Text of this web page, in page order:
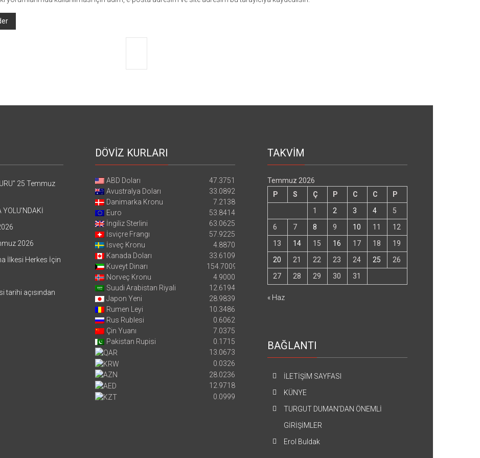
25 Temmuz
2026
İlkesi Herkes İçin
tarihi açısından
DÖVİZ KURLARI
ABD Doları
47.3751
Avustralya Doları
33.0892
Danimarka Kronu
7.2138
Euro
53.8414
İngiliz Sterlini
63.0625
İsviçre Frangı
57.9225
İsveç Kronu
4.8870
Kanada Doları
33.6109
Kuveyt Dinarı
154.7009
Norveç Kronu
4.9000
Suudi Arabistan Riyali
12.6194
Japon Yeni
28.9839
Rumen Leyi
10.3486
Rus Rublesi
0.6062
Çin Yuanı
7.0375
Pakistan Rupisi
0.1715
13.0673
0.0326
28.0236
12.9718
0.0999
TAKVİM
Temmuz 2026
P
S Ç P C C
P
1
2 3 4
5
6
7 8 9 10 11
12
13
14 15 16 17 18
19
20
21 22 23 24 25
26
27
28 29 30 31
« Haz
BAĞLANTI
İLETİŞİM SAYFASI
KÜNYE
TURGUT DUMAN’DAN ÖNEMLİ
GİRİŞİMLER
Erol Buldak